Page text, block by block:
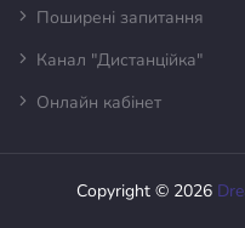
Поширені запитання
Канал "Дистанційка"
Онлайн кабінет
Copyright © 2026